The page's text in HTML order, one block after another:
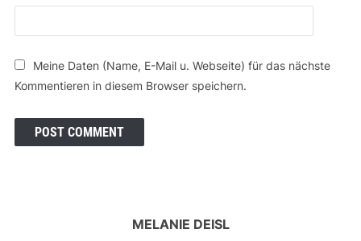
Meine Daten (Name, E-Mail u. Webseite) für das nächste
Kommentieren in diesem Browser speichern.
MELANIE DEISL